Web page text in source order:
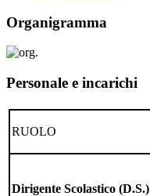
Organigramma
Personale e incarichi
RUOLO
Dirigente Scolastico (D.S.)